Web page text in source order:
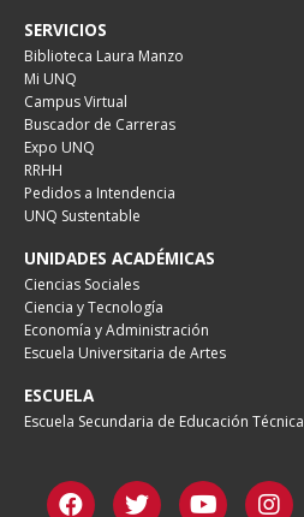
SERVICIOS
Biblioteca Laura Manzo
Mi UNQ
Campus Virtual
Buscador de Carreras
Expo UNQ
RRHH
Pedidos a Intendencia
UNQ Sustentable
UNIDADES ACADÉMICAS
Ciencias Sociales
Ciencia y Tecnología
Economía y Administración
Escuela Universitaria de Artes
ESCUELA
Escuela Secundaria de Educación Técnica